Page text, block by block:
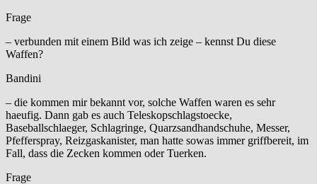
Frage
– verbunden mit einem Bild was ich zeige – kennst Du diese
Waffen?
Bandini
– die kommen mir bekannt vor, solche Waffen waren es sehr
haeufig. Dann gab es auch Teleskopschlagstoecke,
Baseballschlaeger, Schlagringe, Quarzsandhandschuhe, Messer,
Pfefferspray, Reizgaskanister, man hatte sowas immer griffbereit, im
Fall, dass die Zecken kommen oder Tuerken.
Frage